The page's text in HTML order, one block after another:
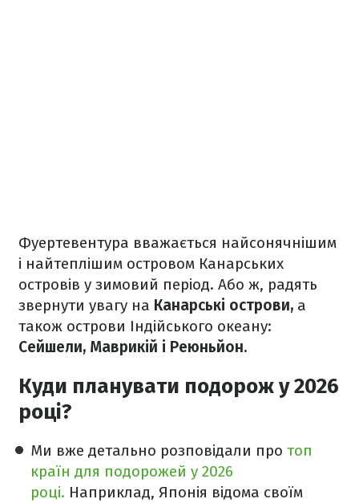
Фуертевентура вважається найсонячнішим
і найтеплішим островом Канарських
островів у зимовий період. Або ж, радять
звернути увагу на Канарські острови, а
також острови Індійського океану:
Сейшели, Маврикій і Реюньйон.
Куди планувати подорож у 2026
році?
Ми вже детально розповідали про топ
країн для подорожей у 2026
році. Наприклад, Японія відома своїм